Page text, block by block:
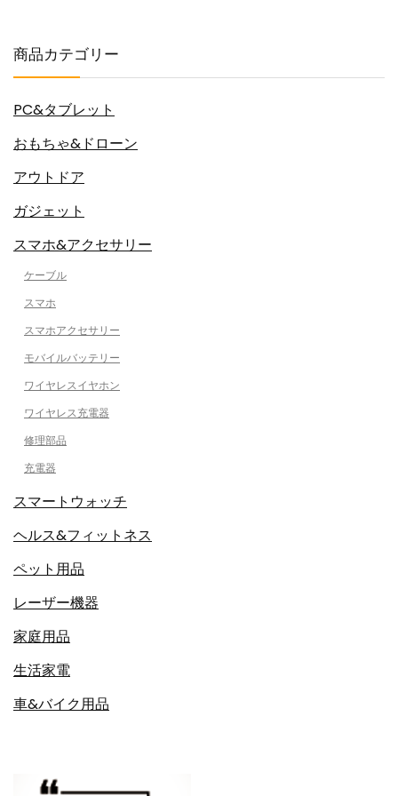
商品カテゴリー
PC&タブレット
おもちゃ&ドローン
アウトドア
ガジェット
スマホ&アクセサリー
ケーブル
スマホ
スマホアクセサリー
モバイルバッテリー
ワイヤレスイヤホン
ワイヤレス充電器
修理部品
充電器
スマートウォッチ
ヘルス&フィットネス
ペット用品
レーザー機器
家庭用品
生活家電
車&バイク用品